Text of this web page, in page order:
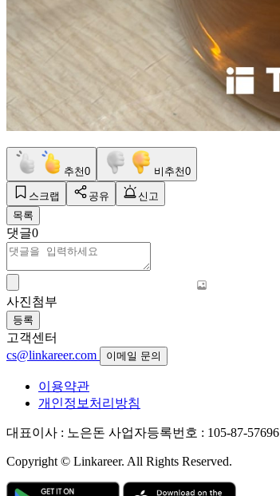
추천0 비추천0
스크랩 공유
신고
목록
댓글0
사진첨부
등록
고객센터
cs@linkareer.com
이메일 문의
이용약관
개인정보처리방침
대표이사 : 노은돈 사업자등록번호 : 105-87-57696
Copyright © Linkareer. All Rights Reserved.